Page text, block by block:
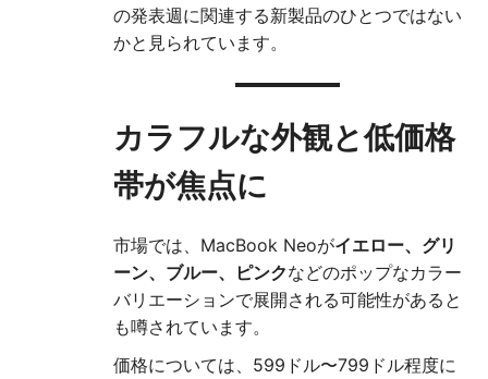
の発表週に関連する新製品のひとつではない
かと見られています。
カラフルな外観と低価格
帯が焦点に
市場では、MacBook Neoがイエロー、グリ
ーン、ブルー、ピンクなどのポップなカラー
バリエーションで展開される可能性があると
も噂されています。
価格については、599ドル〜799ドル程度に